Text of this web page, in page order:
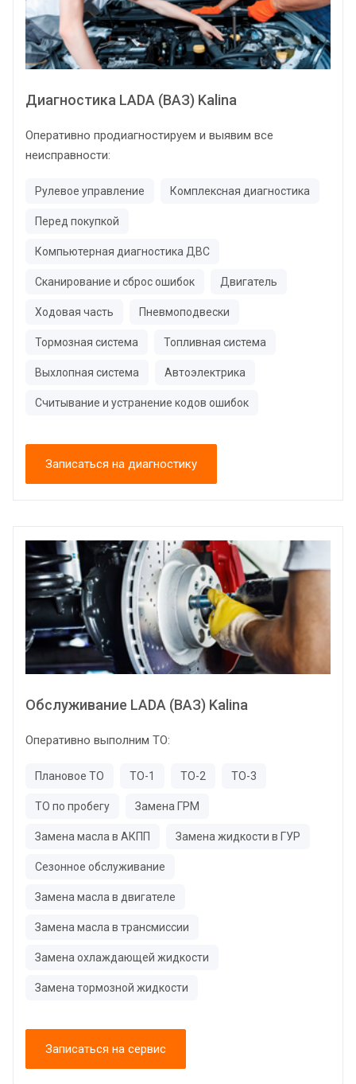
Диагностика LADA (ВАЗ) Kalina
Оперативно продиагностируем и выявим все
неисправности:
Рулевое управление Комплексная диагностика
Перед покупкой
Компьютерная диагностика ДВС
Сканирование и сброс ошибок Двигатель
Ходовая часть Пневмоподвески
Тормозная система Топливная система
Выхлопная система Автоэлектрика
Считывание и устранение кодов ошибок
Записаться на диагностику
Обслуживание LADA (ВАЗ) Kalina
Оперативно выполним ТО:
Плановое ТО ТО-1 ТО-2 ТО-3
ТО по пробегу Замена ГРМ
Замена масла в АКПП Замена жидкости в ГУР
Сезонное обслуживание
Замена масла в двигателе
Замена масла в трансмиссии
Замена охлаждающей жидкости
Замена тормозной жидкости
Записаться на сервис